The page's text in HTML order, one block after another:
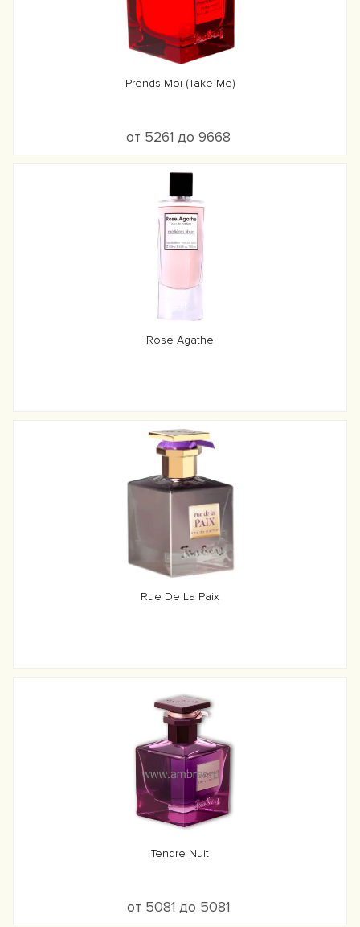
Prends-Moi (Take Me)
от 5261 до 9668
Rose Agathe
Rue De La Paix
Tendre Nuit
от 5081 до 5081